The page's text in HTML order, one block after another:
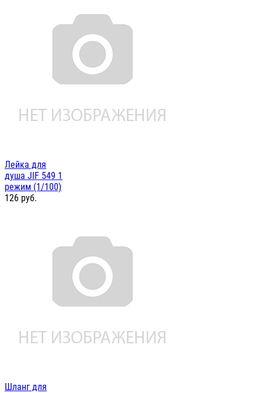
Лейка для
душа JIF 549 1
режим (1/100)
126 руб.
Шланг для